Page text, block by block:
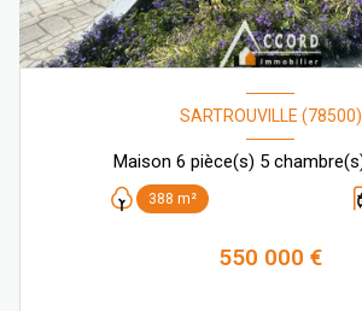
SARTROUVILLE (78500)
388 m²
550 000 €